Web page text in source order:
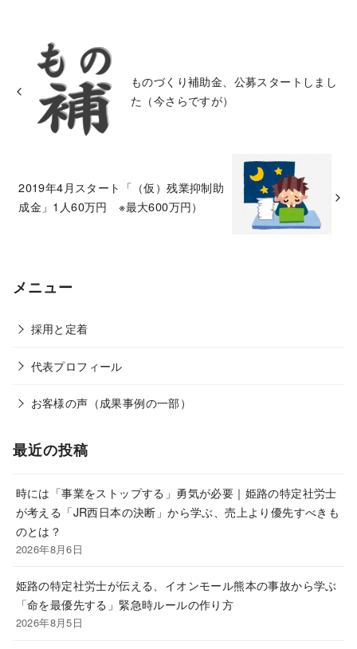
ものづくり補助金、公募スタートしまし
た（今さらですが）
2019年4月スタート「（仮）残業抑制助
成金」1人60万円 ※最大600万円）
メニュー
採用と定着
代表プロフィール
お客様の声（成果事例の一部）
最近の投稿
時には「事業をストップする」勇気が必要｜姫路の特定社労士
が考える「JR西日本の決断」から学ぶ、売上より優先すべきも
のとは？
2026年8月6日
姫路の特定社労士が伝える、イオンモール熊本の事故から学ぶ
「命を最優先する」緊急時ルールの作り方
2026年8月5日